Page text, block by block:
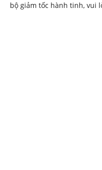
bộ giảm tốc hành tinh, vui